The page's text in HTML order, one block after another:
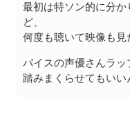
最初は特ソン的に分
ど、
何度も聴いて映像も
バイスの声優さんラ
踏みまくらせてもいい